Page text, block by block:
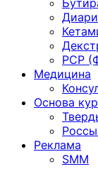
PCP
Медицина
Основа
Реклама
SMM